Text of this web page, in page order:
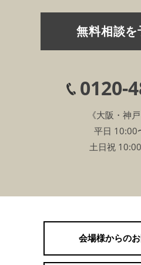
無料相談を
0120-
《大阪・神
平日 10:00
土日祝
会場様からの